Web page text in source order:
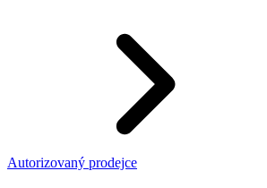
Autorizovaný prodejce